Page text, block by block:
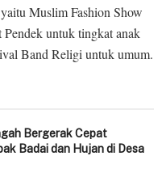
Muslim Fashion Show
untuk tingkat anak
Band Religi untuk umum.
Bergerak Cepat
Badai dan Hujan di Desa